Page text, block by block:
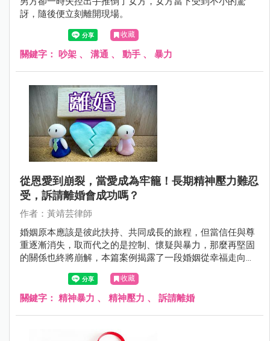
訝，隨後便立刻離開現場。
收藏
關鍵字： 吵架 、 溝通 、 動手 、 暴力
從恩愛到崩裂，當愛成為牢籠！長期精神壓力難忍
受，訴請離婚會成功嗎？
作者：黃靖芸律師
婚姻原本應該是彼此扶持、共同成長的旅程，但當信任與尊
重逐漸消失，取而代之的是控制、懷疑與暴力，那麼再堅固
的關係也終將崩解，本篇案例揭露了一段婚姻從幸福走向破
裂的過程，丈夫從隱忍到精神崩潰，最終訴諸法律，揭示出
情感傷害比身體暴力更難治癒的真相。透過本案例，我們重
新思考：在親密關係中，什麼才是真正的愛與尊重？
收藏
關鍵字： 精神暴力 、 精神壓力 、 訴請離婚